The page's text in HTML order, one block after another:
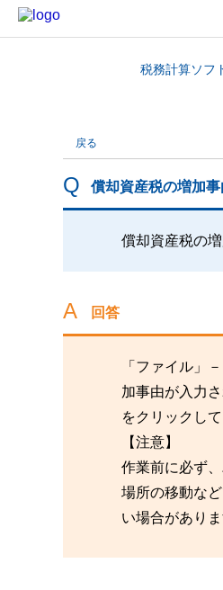
カテゴリから探す
税務計算ソフ
戻る
償却資産税の増加事
償却資産税の
回答
「ファイル」
加事由が入力
をクリックして
【注意】
作業前に必ず
場所の移動な
い場合がありま